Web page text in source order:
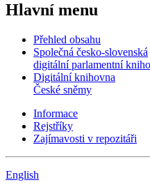
Hlavní menu
Přehled obsahu
Společná česko-slovenská
digitální parlamentní
Digitální knihovna
České sněmy
Informace
Rejstříky
Zajímavosti v repozitáři
English